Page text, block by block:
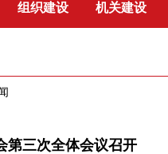
组织建设 机关建设
第三次全体会议召开